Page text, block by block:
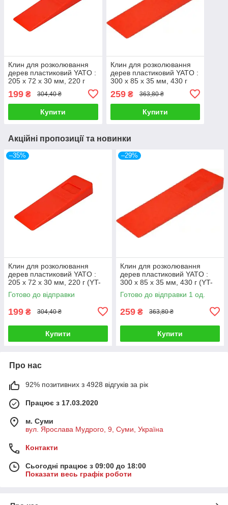
Клин для розколювання
дерев пластиковий YATO :
205 x 72 x 30 мм, 220 г
199 ₴ 304,40 ₴
Купити
Клин для розколювання
дерев пластиковий YATO :
300 x 85 x 35 мм, 430 г
259₴ 363,80 ₴
Купити
Акційні пропозиції та новинки
–35%
Клин для розколювання
дерев пластиковий YATO :
205 x 72 x 30 мм, 220 г (YT-
79882)
Готово до відправки
199 ₴ 304,40 ₴
Купити
–29%
Клин для розколювання
дерев пластиковий YATO :
300 x 85 x 35 мм, 430 г (YT-
79880)
Готово до відправки 1 од.
259 ₴ 363,80 ₴
Купити
Про нас
92% позитивних з 4928 відгуків за рік
Працює з 17.03.2020
м. Суми
вул. Ярослава Мудрого, 9, Суми, Україна
Контакти
Сьогодні працює з 09:00 до 18:00
Показати весь графік роботи